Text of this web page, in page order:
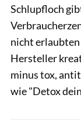
Schlupfloch
nicht
Hersteller
minus tox,
wie "Detox